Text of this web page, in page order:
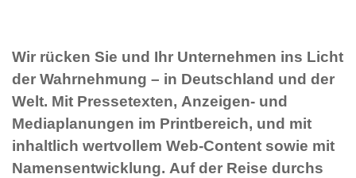
Wir rücken Sie und Ihr Unternehmen ins Licht
der Wahrnehmung – in Deutschland und der
Welt. Mit Pressetexten, Anzeigen- und
Mediaplanungen im Printbereich, und mit
inhaltlich wertvollem Web-Content sowie mit
Namensentwicklung. Auf der Reise durchs